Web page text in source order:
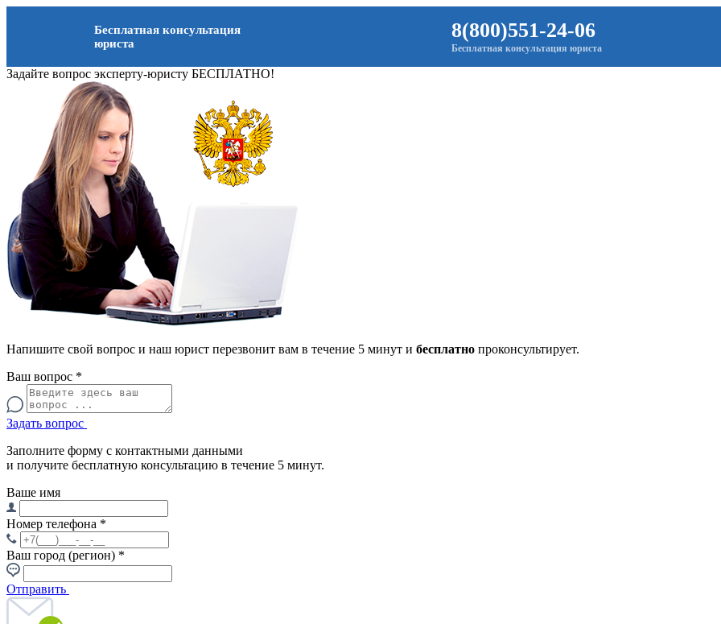
Бесплатная консультация
юриста
8(800)551-24-06
Бесплатная консультация юриста
Задайте вопрос эксперту-юристу БЕСПЛАТНО!
Напишите свой вопрос и наш юрист перезвонит вам в течение 5 минут и бесплатно проконсультирует.
Ваш вопрос *
Задать вопрос
Заполните форму с контактными данными
и получите бесплатную консультацию в течение 5 минут.
Ваше имя
Номер телефона *
Ваш город (регион) *
Отправить